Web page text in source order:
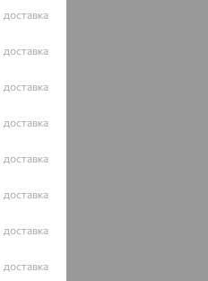
доставка
доставка
доставка
доставка
доставка
доставка
доставка
доставка